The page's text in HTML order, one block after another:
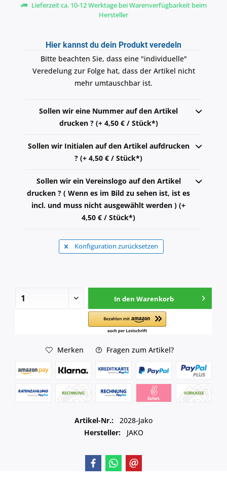
Lieferzeit ca. 10-12 Werktage bei Warenverfügbarkeit beim
Hersteller
Hier kannst du dein Produkt veredeln
Bitte beachten Sie, dass eine "individuelle"
Veredelung zur Folge hat, dass der Artikel nicht
mehr umtauschbar ist.
Sollen wir eine Nummer auf den Artikel
drucken ? (+ 4,50 € / Stück*)
Sollen wir Initialen auf den Artikel aufdrucken
? (+ 4,50 € / Stück*)
Sollen wir ein Vereinslogo auf den Artikel
drucken ? ( Wenn es im Bild zu sehen ist, ist es
incl. und muss nicht ausgewählt werden ) (+
4,50 € / Stück*)
Konfiguration zurücksetzen
In den Warenkorb
Merken Fragen zum Artikel?
Artikel-Nr.:
2028-Jako
Hersteller:
JAKO